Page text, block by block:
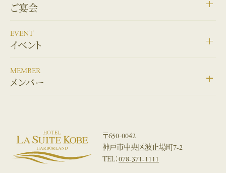
ご宴会
EVENT
イベント
MEMBER
メンバー
〒650-0042
神戸市中央区波止場町7-2
TEL：078-371-1111